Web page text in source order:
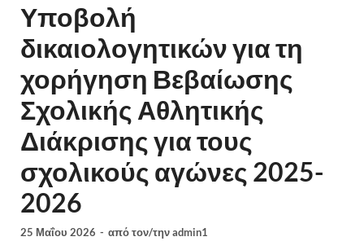
Υποβολή
δικαιολογητικών για τη
χορήγηση Βεβαίωσης
Σχολικής Αθλητικής
Διάκρισης για τους
σχολικούς αγώνες 2025-
2026
25 Μαΐου 2026 - από τον/τηνadmin1